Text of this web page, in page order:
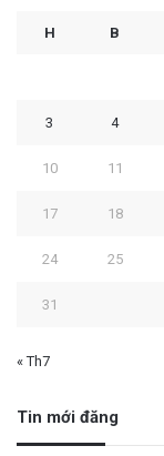
H B
3 4
10 11
17 18
24 25
31
« Th7
Tin mới đăng